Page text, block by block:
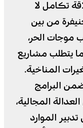
تكامل لا
من بين
موجات الحر،
ما يتطلب مشاريع
المناخية.
البرامج
المجالية،
الموارد